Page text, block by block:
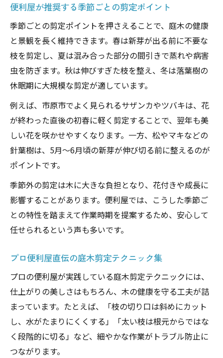
便利屋が推奨する季節ごとの剪定ポイント
季節ごとの剪定ポイントを押さえることで、庭木の健康
と景観を長く維持できます。春は新芽が出る前に不要な
枝を剪定し、夏は混み合った部分の間引きで蒸れや病害
虫を防ぎます。秋は伸びすぎた枝を整え、冬は落葉樹の
休眠期に大規模な剪定が適しています。
例えば、市原市でよく見られるサザンカやツバキは、花
が終わった直後の初春に軽く剪定することで、翌年も美
しい花を咲かせやすくなります。一方、松やマキなどの
針葉樹は、5月〜6月頃の新芽が伸び切る前に整えるのが
ポイントです。
季節外の剪定は木に大きな負担となり、花付きや成長に
影響することがあります。便利屋では、こうした季節ご
との特性を踏まえて作業時期を提案するため、安心して
任せられるという声も多いです。
プロ便利屋直伝の庭木剪定テクニック集
プロの便利屋が実践している庭木剪定テクニックには、
仕上がりの美しさはもちろん、木の健康を守る工夫が詰
まっています。たとえば、「枝の切り口は斜めにカット
し、水がたまりにくくする」「太い枝は根元からではな
く段階的に切る」など、細やかな作業がトラブル防止に
つながります。